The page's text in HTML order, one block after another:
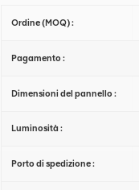
Ordine (MOQ) :
Pagamento :
Dimensioni del pannello :
Luminosità :
Porto di spedizione :